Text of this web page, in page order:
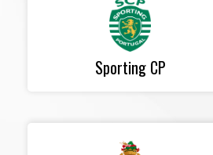
Sporting CP